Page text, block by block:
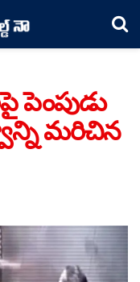
పెంపుడు
మరిచిన